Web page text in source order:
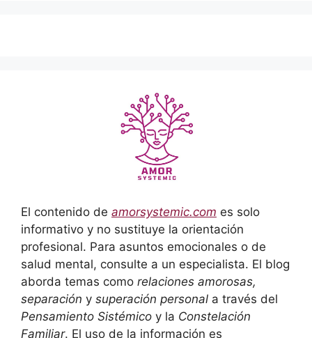
El contenido de amorsystemic.com es solo
informativo y no sustituye la orientación
profesional. Para asuntos emocionales o de
salud mental, consulte a un especialista. El blog
aborda temas como relaciones amorosas,
separación y superación personal a través del
Pensamiento Sistémico y la Constelación
Familiar. El uso de la información es